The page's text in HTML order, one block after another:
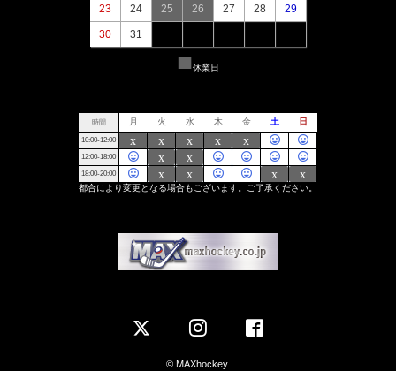
© MAXhockey.